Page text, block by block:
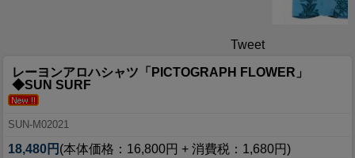
Tweet
レーヨンアロハシャツ「PICTOGRAPH FLOWER」
◆SUN SURF
SUN-M02021
18,480円 (本体価格：16,800円 + 消費税：1,680円)